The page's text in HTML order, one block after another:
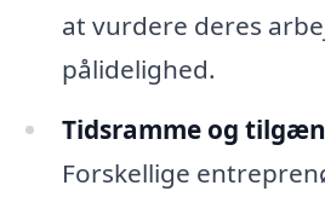
at vurdere deres
pålidelighed.
Tidsramme og
Forskellige